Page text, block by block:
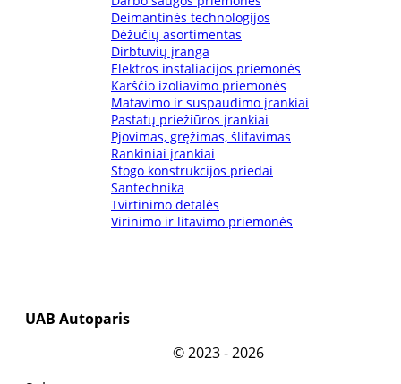
Deimantinės technologijos
Dėžučių asortimentas
Dirbtuvių įranga
Elektros instaliacijos priemonės
Karščio izoliavimo priemonės
Matavimo ir suspaudimo įrankiai
Pastatų priežiūros įrankiai
Pjovimas, gręžimas, šlifavimas
Rankiniai įrankiai
Stogo konstrukcijos priedai
Santechnika
Tvirtinimo detalės
Virinimo ir litavimo priemonės
UAB Autoparis
©2023 - 2026